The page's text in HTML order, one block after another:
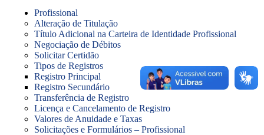
Profissional
Alteração de Titulação
Título Adicional na Carteira de Identidade Profissional
Negociação de Débitos
Solicitar Certidão
Tipos de Registros
Registro Principal
Registro Secundário
Transferência de Registro
Licença e Cancelamento de Registro
Valores de Anuidade e Taxas
Solicitações e Formulários – Profissional